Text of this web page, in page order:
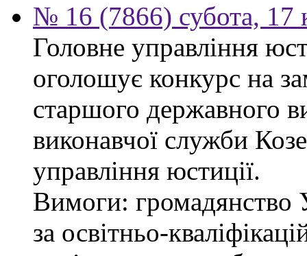
№ 16 (7866) субота, 17
Головне управління
оголошує конкурс на
старшого державного
виконавчої служби
управління юстиції.
Вимоги: громадянство
за освітньо-